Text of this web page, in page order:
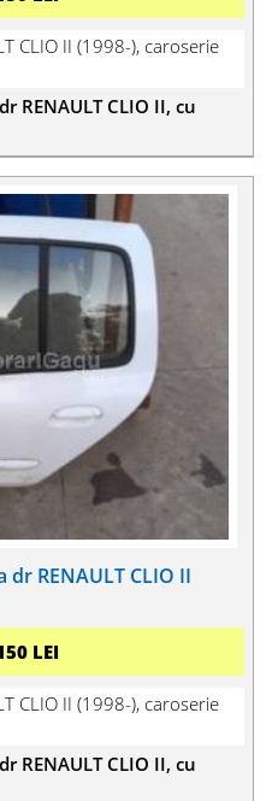
CLIO II (1998-), caroserie
RENAULT CLIO II, cu
RENAULT CLIO II
LEI
CLIO II (1998-), caroserie
RENAULT CLIO II, cu